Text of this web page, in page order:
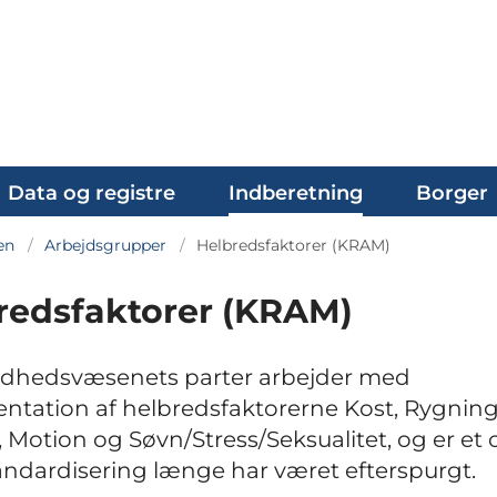
Data og registre Indberetning Borger
Arbejdsgrupper Helbredsfaktorer (KRAM)
(KRAM)
parter arbejder med
af helbredsfaktorerne Kost,
Motion og Søvn/Stress/Seksualitet, og er et
længe har været efterspurgt.